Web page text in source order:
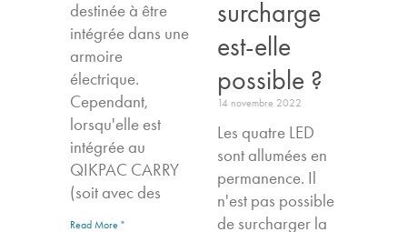
destinée à être
intégrée dans une
armoire
électrique.
Cependant,
lorsqu'elle est
intégrée au
QIKPAC CARRY
(soit avec des
Read More "
surcharge
est-elle
possible ?
14 novembre 2022
Les quatre LED
sont allumées en
permanence. Il
n'est pas possible
de surcharger la